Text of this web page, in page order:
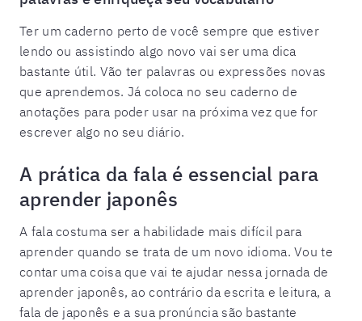
Ter um caderno perto de você sempre que estiver
lendo ou assistindo algo novo vai ser uma dica
bastante útil. Vão ter palavras ou expressões novas
que aprendemos. Já coloca no seu caderno de
anotações para poder usar na próxima vez que for
escrever algo no seu diário.
A prática da fala é essencial para
aprender japonês
A fala costuma ser a habilidade mais difícil para
aprender quando se trata de um novo idioma. Vou te
contar uma coisa que vai te ajudar nessa jornada de
aprender japonês, ao contrário da escrita e leitura, a
fala de japonês e a sua pronúncia são bastante